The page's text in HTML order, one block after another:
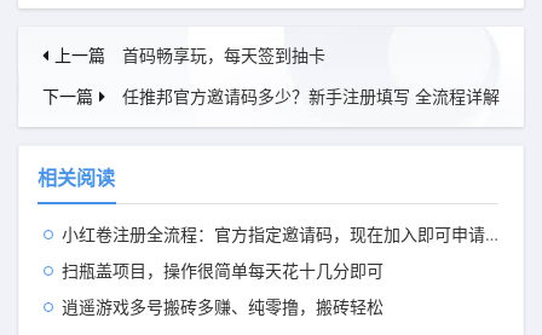
上一篇
首码畅享玩，每天签到抽卡
下一篇
任推邦官方邀请码多少？新手注册填写 全流程详解
相关阅读
小红卷注册全流程：官方指定邀请码，现在加入即可申请开通顶级代理V5权限
扫瓶盖项目，操作很简单每天花十几分即可
逍遥游戏多号搬砖多赚、纯零撸，搬砖轻松